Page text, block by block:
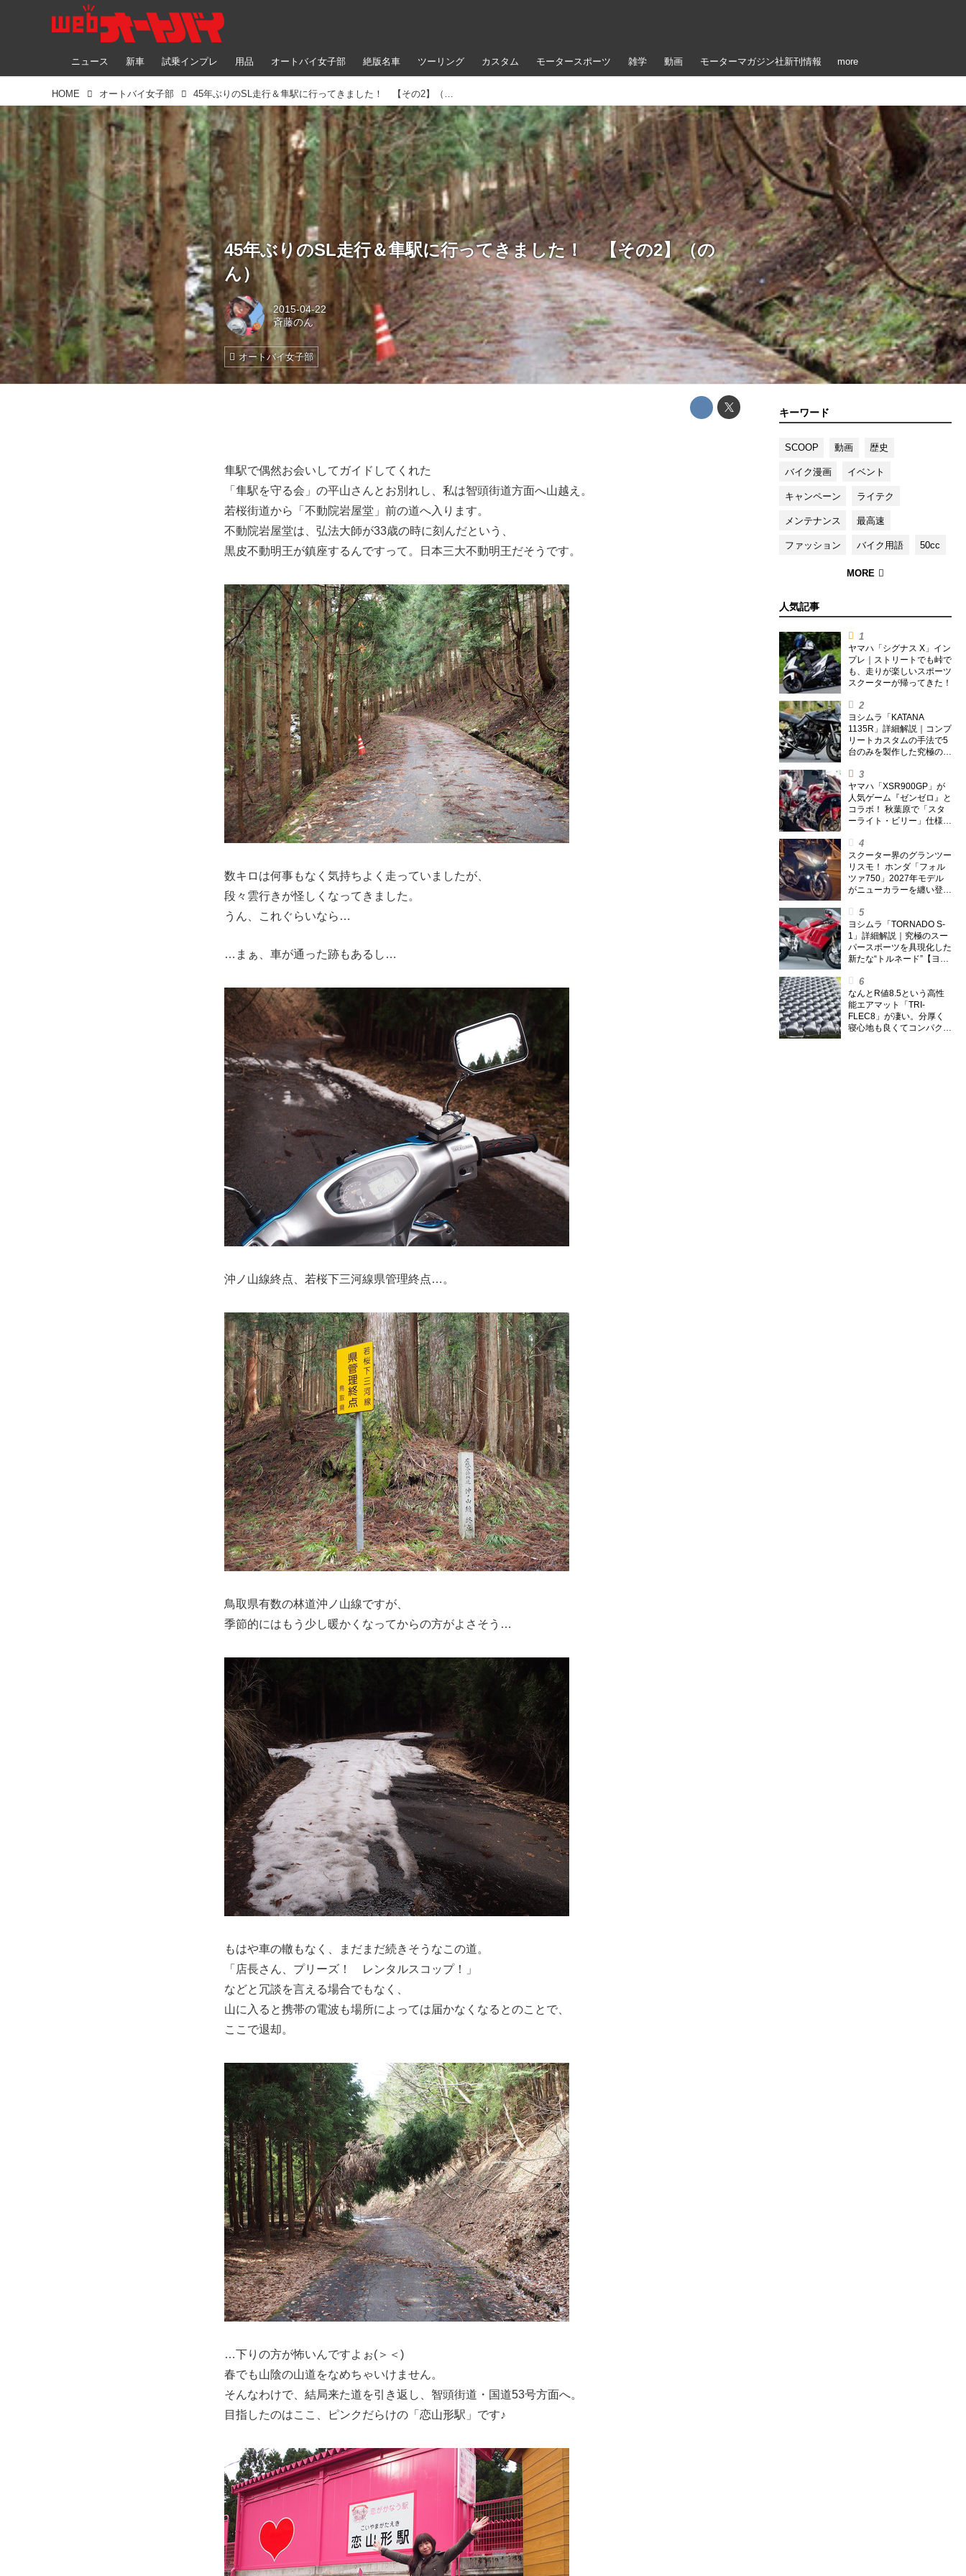
ニュース 新車 試乗インプレ 用品 オートバイ女子部 絶版名車 ツーリング カスタム モータースポーツ 雑学 動画 モーターマガジン社新刊情報 more
HOME オートバイ女子部 45年ぶりのSL走行＆隼駅に行ってきました！ 【その2】（のん）
45年ぶりのSL走行＆隼駅に行ってきました！ 【その2】（の
ん）
2015-04-22
斉藤のん
オートバイ女子部
キーワード
SCOOP 動画 歴史
バイク漫画 イベント
キャンペーン ライテク
メンテナンス 最高速
ファッション バイク用語 50cc
人気記事
ヤマハ「シグナス X」イン
プレ｜ストリートでも峠で
も、走りが楽しいスポーツ
スクーターが帰ってきた！
ヨシムラ「KATANA
1135R」詳細解説｜コンプ
リートカスタムの手法で5
台のみを製作した究極の銘
ヤマハ「XSR900GP」が
人気ゲーム『ゼンゼロ』と
コラボ！ 秋葉原で「スタ
ーライト・ビリー」仕様の
スクーター界のグランツー
リスモ！ ホンダ「フォル
ツァ750」2027年モデル
がニューカラーを纏い登場
ヨシムラ「TORNADO S-
1」詳細解説｜究極のスー
パースポーツを具現化した
新たな“トルネード”【ヨシ
なんとR値8.5という高性
能エアマット「TRI-
FLEC8」が凄い。分厚く
寝心地も良くてコンパクト
隼駅で偶然お会いしてガイドしてくれた
「隼駅を守る会」の平山さんとお別れし、私は智頭街道方面へ山越え。
若桜街道から「不動院岩屋堂」前の道へ入ります。
不動院岩屋堂は、弘法大師が33歳の時に刻んだという、
黒皮不動明王が鎮座するんですって。日本三大不動明王だそうです。
数キロは何事もなく気持ちよく走っていましたが、
段々雲行きが怪しくなってきました。
うん、これぐらいなら…
…まぁ、車が通った跡もあるし…
沖ノ山線終点、若桜下三河線県管理終点…。
鳥取県有数の林道沖ノ山線ですが、
季節的にはもう少し暖かくなってからの方がよさそう…
もはや車の轍もなく、まだまだ続きそうなこの道。
「店長さん、プリーズ！ レンタルスコップ！」
などと冗談を言える場合でもなく、
山に入ると携帯の電波も場所によっては届かなくなるとのことで、
ここで退却。
…下りの方が怖いんですよぉ(＞＜)
春でも山陰の山道をなめちゃいけません。
そんなわけで、結局来た道を引き返し、智頭街道・国道53号方面へ。
目指したのはここ、ピンクだらけの「恋山形駅」です♪